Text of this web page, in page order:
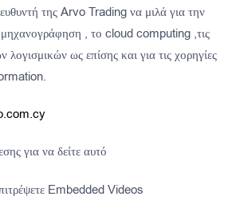
της Arvo Trading να μιλά για την
μηχανογράφηση , το cloud computing ,τις
λογισμικών ως επίσης και για τις χορηγίες
για να δείτε αυτό
Embedded Videos